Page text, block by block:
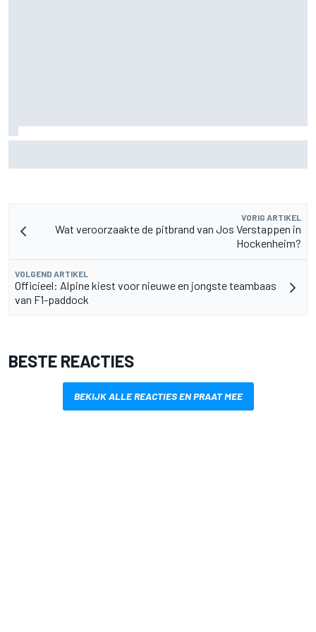
VORIG ARTIKEL
Wat veroorzaakte de pitbrand van Jos Verstappen in
Hockenheim?
VOLGEND ARTIKEL
Officieel: Alpine kiest voor nieuwe en jongste teambaas
van F1-paddock
BESTE REACTIES
BEKIJK ALLE REACTIES EN PRAAT MEE